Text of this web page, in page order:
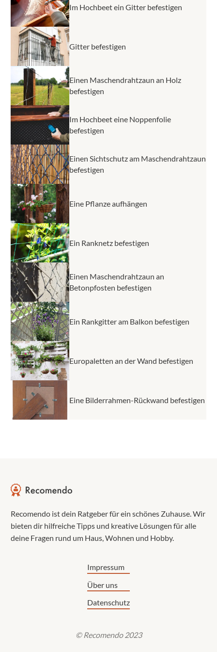
Im Hochbeet ein Gitter befestigen
Gitter befestigen
Einen Maschendrahtzaun an Holz
befestigen
Im Hochbeet eine Noppenfolie
befestigen
Einen Sichtschutz am Maschendrahtzaun
befestigen
Eine Pflanze aufhängen
Ein Ranknetz befestigen
Einen Maschendrahtzaun an
Betonpfosten befestigen
Ein Rankgitter am Balkon befestigen
Europaletten an der Wand befestigen
Eine Bilderrahmen-Rückwand befestigen
Recomendo ist dein Ratgeber für ein schönes Zuhause. Wir
bieten dir hilfreiche Tipps und kreative Lösungen für alle
deine Fragen rund um Haus, Wohnen und Hobby.
© Recomendo 2023
Impressum
Über uns
Datenschutz